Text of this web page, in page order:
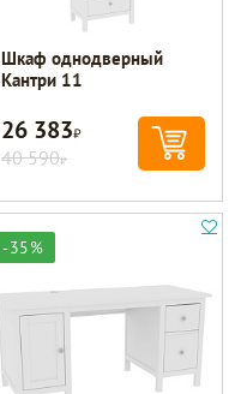
Шкаф однодверный
Кантри 11
26 383Р
40 590Р
-35%